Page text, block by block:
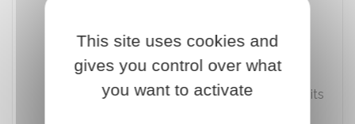
peut pas excéder 3 mois, renouvelable 1
fois.
Une transaction: le Défenseur des droits
This site uses cookies and
gives you control over what
you want to activate